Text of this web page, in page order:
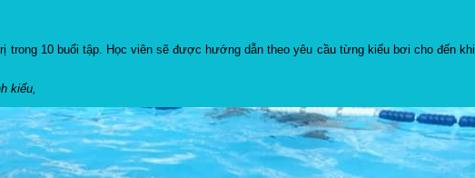
trong 10 buổi tập. Học viên sẽ được hướng dẫn theo yêu cầu từng kiểu bơi cho đến khi
kiểu,